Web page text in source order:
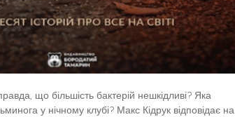
що більшість бактерій нешкідливі? Яка
у нічному клубі? Макс Кідрук відповідає на